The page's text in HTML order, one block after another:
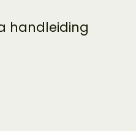
handleiding